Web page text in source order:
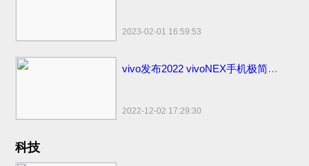
2023-02-01 16:59:53
vivo发布2022 vivoNEX手机极简易浏览器下载：简洁流畅无广告！
2022-12-02 17:29:30
科技